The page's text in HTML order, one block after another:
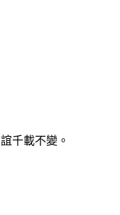
千載不變。